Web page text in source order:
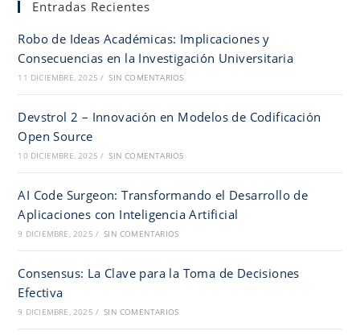
Entradas Recientes
Robo de Ideas Académicas: Implicaciones y
Consecuencias en la Investigación Universitaria
11 DICIEMBRE, 2025 / SIN COMENTARIOS
Devstrol 2 – Innovación en Modelos de Codificación
Open Source
10 DICIEMBRE, 2025 / SIN COMENTARIOS
AI Code Surgeon: Transformando el Desarrollo de
Aplicaciones con Inteligencia Artificial
9 DICIEMBRE, 2025 / SIN COMENTARIOS
Consensus: La Clave para la Toma de Decisiones
Efectiva
9 DICIEMBRE, 2025 / SIN COMENTARIOS